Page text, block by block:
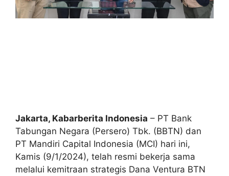
Jakarta, Kabarberita Indonesia – PT Bank
Tabungan Negara (Persero) Tbk. (BBTN) dan
PT Mandiri Capital Indonesia (MCI) hari ini,
Kamis (9/1/2024), telah resmi bekerja sama
melalui kemitraan strategis Dana Ventura BTN